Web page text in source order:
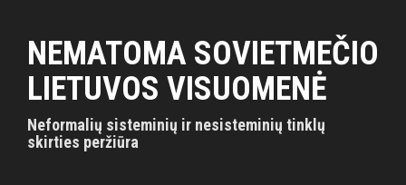
NEMATOMA SOVIETMEČIO
LIETUVOS VISUOMENĖ
Neformalių sisteminių ir nesisteminių tinklų
skirties peržiūra